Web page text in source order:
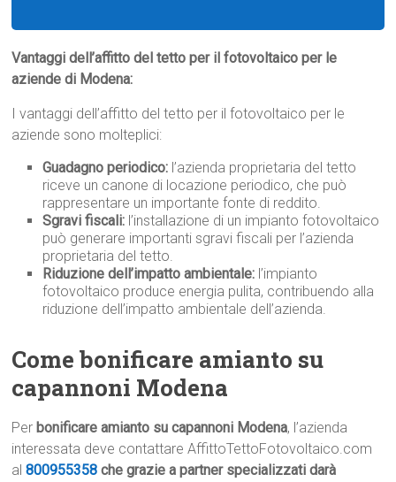
Vantaggi dell’affitto del tetto per il fotovoltaico per le
aziende di Modena:
I vantaggi dell’affitto del tetto per il fotovoltaico per le
aziende sono molteplici:
Guadagno periodico: l’azienda proprietaria del tetto
riceve un canone di locazione periodico, che può
rappresentare un importante fonte di reddito.
Sgravi fiscali: l’installazione di un impianto fotovoltaico
può generare importanti sgravi fiscali per l’azienda
proprietaria del tetto.
Riduzione dell’impatto ambientale: l’impianto
fotovoltaico produce energia pulita, contribuendo alla
riduzione dell’impatto ambientale dell’azienda.
Come bonificare amianto su
capannoni Modena
Per bonificare amianto su capannoni Modena, l’azienda
interessata deve contattare AffittoTettoFotovoltaico.com
al800955358 che grazie a partner specializzati darà